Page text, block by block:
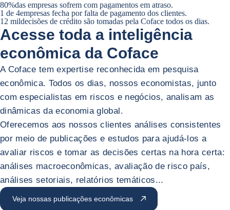
80%das empresas sofrem com pagamentos em atraso.
1 de 4empresas fecha por falta de pagamento dos clientes.
12 mildecisões de crédito são tomadas pela Coface todos os dias.
Acesse toda a inteligência
econômica da Coface
A Coface tem expertise reconhecida em pesquisa
econômica. Todos os dias, nossos economistas, junto
com especialistas em riscos e negócios, analisam as
dinâmicas da economia global.
Oferecemos aos nossos clientes análises consistentes
por meio de publicações e estudos para ajudá-los a
avaliar riscos e tomar as decisões certas na hora certa:
análises macroeconômicas, avaliação de risco país,
análises setoriais, relatórios temáticos...
Veja nossas publicações econômicas